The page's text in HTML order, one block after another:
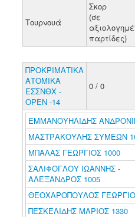
Τουρνουά
Σκορ
(σε
παρτίδες)
ΠΡΟΚΡΙΜΑΤΙΚΑ
ΑΤΟΜΙΚΑ
ΕΣΣΝΘΧ -
ΟΡΕΝ -14
0 / 0
ΕΜΜΑΝΟΥΗΛΙΔΗΣ
ΜΑΣΤΡΑΚΟΥΛΗΣ ΣΥΜΕΩΝ
ΜΠΑΛΑΣ ΓΕΩΡΓΙΟΣ 1000
ΣΑΛΙΦΟΓΛΟΥ ΙΩΑΝΝΗΣ -
ΑΛΕΞΑΝΔΡΟΣ 1005
ΘΕΟΧΑΡΟΠΟΥΛΟΣ
ΠΕΣΚΕΛΙΔΗΣ ΜΑΡΙΟΣ 1330